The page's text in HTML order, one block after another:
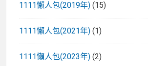
1111懶人包(2019年) (15)
1111懶人包(2021年) (1)
1111懶人包(2023年) (2)